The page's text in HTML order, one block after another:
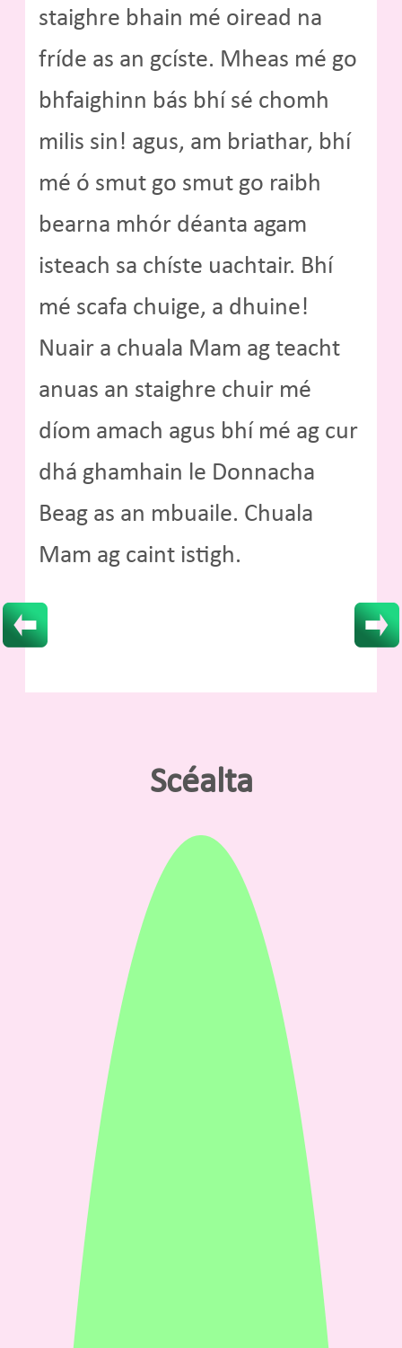
staighre bhain mé oiread na
fríde as an gcíste. Mheas mé go
bhfaighinn bás bhí sé chomh
milis sin! agus, am briathar, bhí
mé ó smut go smut go raibh
bearna mhór déanta agam
isteach sa chíste uachtair. Bhí
mé scafa chuige, a dhuine!
Nuair a chuala Mam ag teacht
anuas an staighre chuir mé
díom amach agus bhí mé ag cur
dhá ghamhain le Donnacha
Beag as an mbuaile. Chuala
Mam ag caint istigh.
Scéalta